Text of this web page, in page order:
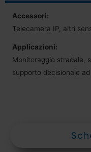
Accessori:
Telecamera IP, altri
Applicazioni:
Monitoraggio stradale,
supporto decisionale